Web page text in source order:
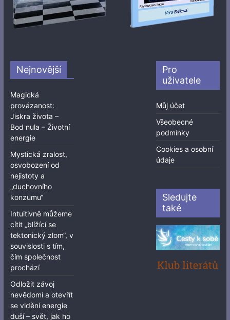
Nejnovější
Magická
provázanost:
Jiskra života –
Bod nula – Životní
energie
Mystická zralost,
osvobození od
nejistoty a
„duchovního
konzumu“
Intuitivně můžeme
cítit „blížící se
tektonický zlom“, v
souvislosti s tím,
čím společnost
prochází
Odložit závoj
nevědomí a otevřít
se vidění energie
duší – svět, jak ho
Pro
uživatele
Můj účet
Všeobecné
podmínky
Cookies a osobní
údaje
Sledujte
také